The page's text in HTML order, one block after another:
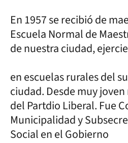
En 1957 se recibió de
Escuela Normal de
de nuestra ciudad,
en escuelas rurales del
ciudad. Desde muy
del Partdio Liberal. Fue
Municipalidad y
Social en el Gobierno